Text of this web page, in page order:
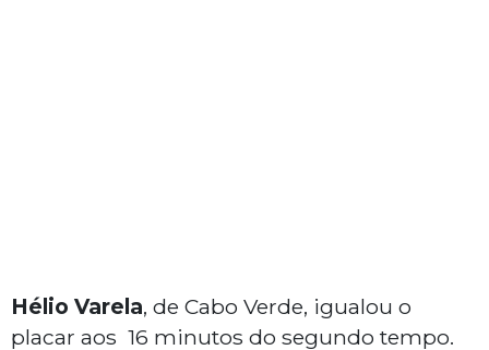
Hélio Varela, de Cabo Verde, igualou o
placar aos 16 minutos do segundo tempo.